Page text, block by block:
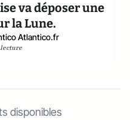
va déposer une
la Lune.
Atlantico.fr
disponibles